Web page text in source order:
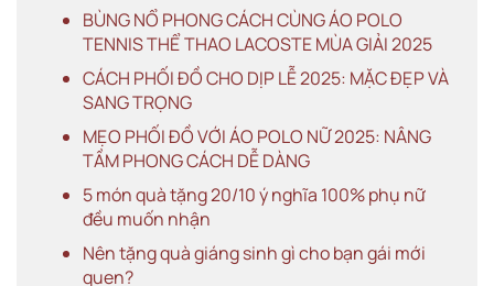
BÙNG NỔ PHONG CÁCH CÙNG ÁO POLO
TENNIS THỂ THAO LACOSTE MÙA GIẢI 2025
CÁCH PHỐI ĐỒ CHO DỊP LỄ 2025: MẶC ĐẸP VÀ
SANG TRỌNG
MẸO PHỐI ĐỒ VỚI ÁO POLO NỮ 2025: NÂNG
TẦM PHONG CÁCH DỄ DÀNG
5 món quà tặng 20/10 ý nghĩa 100% phụ nữ
đều muốn nhận
Nên tặng quà giáng sinh gì cho bạn gái mới
quen?